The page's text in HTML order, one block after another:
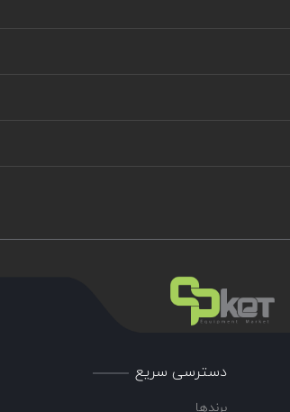
دسترسی سریع
برندها